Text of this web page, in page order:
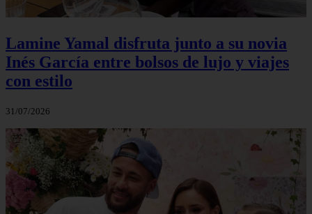
Lamine Yamal disfruta junto a su novia
Inés García entre bolsos de lujo y viajes
con estilo
31/07/2026